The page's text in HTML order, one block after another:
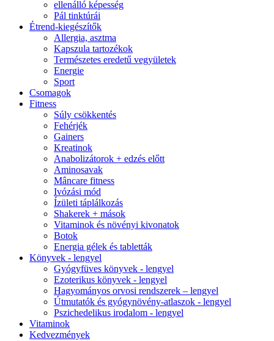
ellenálló képesség
Pál tinktúrái
Étrend-kiegészítők
Allergia, asztma
Kapszula tartozékok
Természetes eredetű vegyületek
Energie
Sport
Csomagok
Fitness
Súly csökkentés
Fehérjék
Gainers
Kreatinok
Anabolizátorok + edzés előtt
Aminosavak
Mâncare fitness
Ivózási mód
Ízületi táplálkozás
Shakerek + mások
Vitaminok és növényi kivonatok
Botok
Energia gélek és tabletták
Könyvek - lengyel
Gyógyfüves könyvek - lengyel
Ezoterikus könyvek - lengyel
Hagyományos orvosi rendszerek – lengyel
Útmutatók és gyógynövény-atlaszok - lengyel
Pszichedelikus irodalom - lengyel
Vitaminok
Kedvezmények